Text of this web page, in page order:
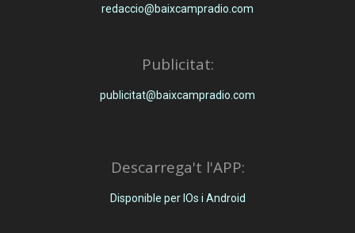
redaccio@baixcampradio.com
Publicitat:
publicitat@baixcampradio.com
Descarrega't l'APP:
Disponible per IOs i Android